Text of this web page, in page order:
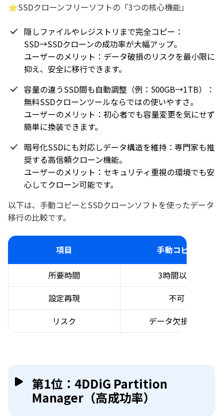
⭐SSDクローンフリーソフトの「3つの核心機能」
隠しファイルやレジストリまで完全コピー：
SSD→SSDクローンの成功率が大幅アップ。
ユーザーのメリット：データ破損のリスクを最小限に
抑え、安全に移行できます。
容量の違うSSD間も自動調整（例：500GB→1TB）：
無料SSDクローンツールならではの使いやすさ。
ユーザーのメリット：初心者でも容量変更を気にせず
簡単に換装できます。
暗号化SSDにも対応しデータ構造を維持：専門家も推
奨する高信頼クローン機能。
ユーザーのメリット：セキュリティ重視の環境でも安
心してクローン可能です。
以下は、手動コピーとSSDクローンソフトを使ったデータ
移行の比較です。
項目 手動コピー
所要時間
3時間以上
設定再現
不可
リスク
データ欠損率高
第1位：4DDiG Partition
Manager（高成功率）